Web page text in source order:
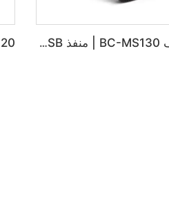
سكوتر ذكي متعدد الوظائف BC-MS130 | منفذ USB مدمج، أضواء LED وسلة تخزين